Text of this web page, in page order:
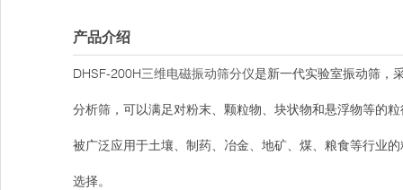
产品介绍
DHSF-200H三维电磁振动筛分仪是新一代实验室振动筛，
分析筛，可以满足对粉末、颗粒物、块状物和悬浮物等的
被广泛应用于土壤、制药、冶金、地矿、煤、粮食等行业
选择。